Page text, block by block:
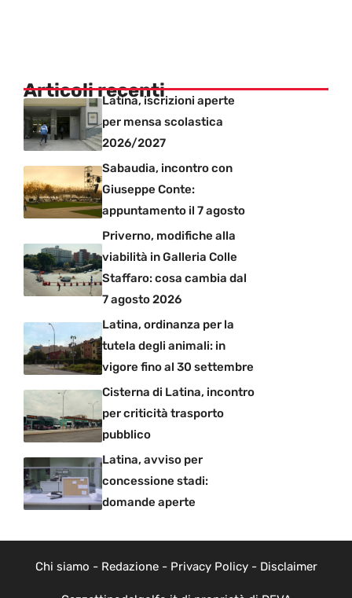
Articoli recentiLatina, iscrizioni aperte
per mensa scolastica
2026/2027
Sabaudia, incontro con
Giuseppe Conte:
appuntamento il 7 agosto
Priverno, modifiche alla
viabilità in Galleria Colle
Staffaro: cosa cambia dal
7 agosto 2026
Latina, ordinanza per la
tutela degli animali: in
vigore fino al 30 settembre
Cisterna di Latina, incontro
per criticità trasporto
pubblico
Latina, avviso per
concessione stadi:
domande aperte
Chi siamo - Redazione- Privacy Policy- Disclaimer